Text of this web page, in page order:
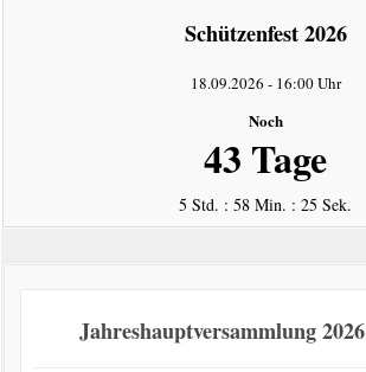
Schützenfest 2026
18.09.2026 - 16:00 Uhr
Noch
43 Tage
5 Std. : 58 Min. : 24 Sek.
Jahreshauptversammlung 2026